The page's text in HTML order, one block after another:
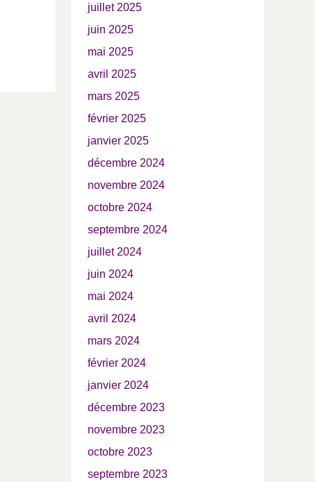
juillet 2025
juin 2025
mai 2025
avril 2025
mars 2025
février 2025
janvier 2025
décembre 2024
novembre 2024
octobre 2024
septembre 2024
juillet 2024
juin 2024
mai 2024
avril 2024
mars 2024
février 2024
janvier 2024
décembre 2023
novembre 2023
octobre 2023
septembre 2023